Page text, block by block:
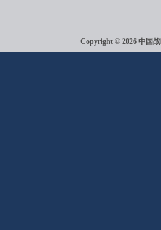
Copyright © 2026 中国